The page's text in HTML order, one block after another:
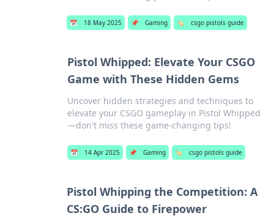
📅 18 May 2025 📌 Gaming 🏷️ csgo pistols guide
Pistol Whipped: Elevate Your CSGO
Game with These Hidden Gems
Uncover hidden strategies and techniques to
elevate your CSGO gameplay in Pistol Whipped
—don't miss these game-changing tips!
📅 14 Apr 2025 📌 Gaming 🏷️ csgo pistols guide
Pistol Whipping the Competition: A
CS:GO Guide to Firepower